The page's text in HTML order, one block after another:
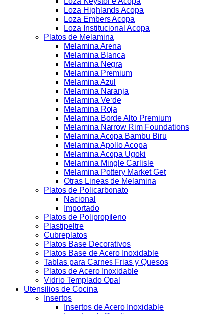
Loza Highlands Acopa
Loza Embers Acopa
Loza Institucional Acopa
Platos de Melamina
Melamina Arena
Melamina Blanca
Melamina Negra
Melamina Premium
Melamina Azul
Melamina Naranja
Melamina Verde
Melamina Roja
Melamina Borde Alto Premium
Melamina Narrow Rim Foundations
Melamina Acopa Bambu Biru
Melamina Apollo Acopa
Melamina Acopa Ugoki
Melamina Mingle Carlisle
Melamina Pottery Market Get
Otras Lineas de Melamina
Platos de Policarbonato
Nacional
Importado
Platos de Polipropileno
Plastipeltre
Cubreplatos
Platos Base Decorativos
Platos Base de Acero Inoxidable
Tablas para Carnes Frias y Quesos
Platos de Acero Inoxidable
Vidrio Templado Opal
Utensilios de Cocina
Insertos
Insertos de Acero Inoxidable